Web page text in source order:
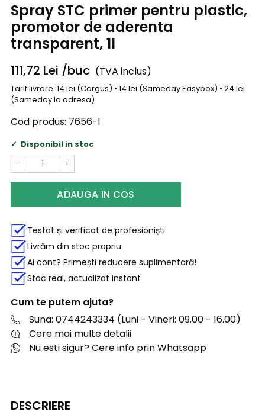
Spray STC primer pentru plastic,
promotor de aderenta
transparent, 1l
111,72 Lei /buc (TVA inclus)
Tarif livrare: 14 lei (Cargus) • 14 lei (Sameday Easybox) • 24 lei
(Sameday la adresa)
Cod produs: 7656-1
Disponibil in stoc
− +
ADAUGA IN COS
Testat și verificat de profesioniști
Livrăm din stoc propriu
Ai cont? Primești reducere suplimentară!
Stoc real, actualizat instant
Cum te putem ajuta?
Suna: 0744243334 (Luni - Vineri: 09.00 - 16.00)
Cere mai multe detalii
Nu esti sigur? Cere info prin Whatsapp
DESCRIERE